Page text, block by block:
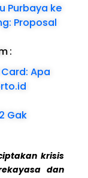
Purbaya ke
Proposal
:
Apa
Gak
krisis
dan